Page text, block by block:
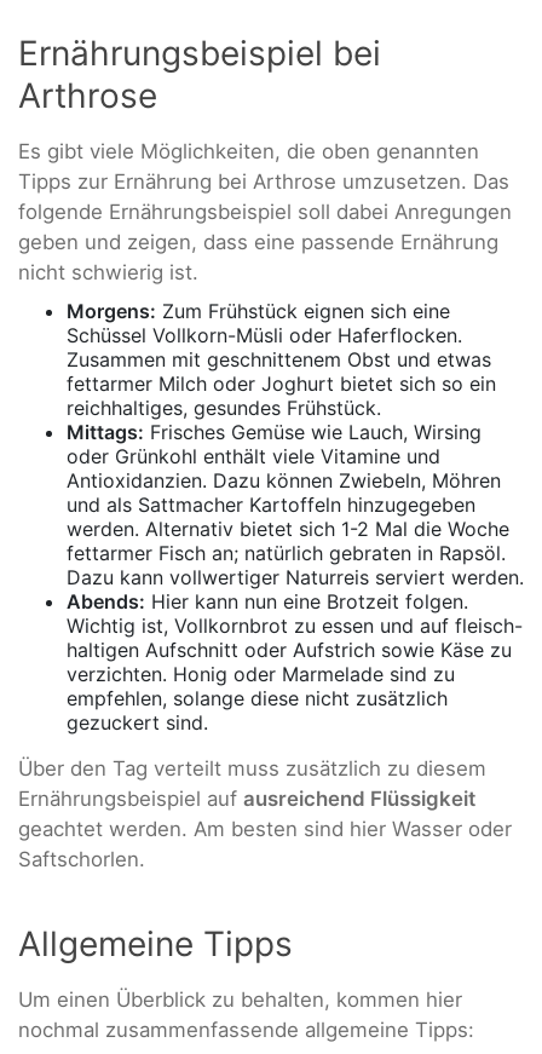
Ernährungsbeispiel bei
Arthrose
Es gibt viele Möglichkeiten, die oben genannten
Tipps zur Ernährung bei Arthrose umzusetzen. Das
folgende Ernährungsbeispiel soll dabei Anregungen
geben und zeigen, dass eine passende Ernährung
nicht schwierig ist.
Morgens: Zum Frühstück eignen sich eine
Schüssel Vollkorn-Müsli oder Haferflocken.
Zusammen mit geschnittenem Obst und etwas
fettarmer Milch oder Joghurt bietet sich so ein
reichhaltiges, gesundes Frühstück.
Mittags: Frisches Gemüse wie Lauch, Wirsing
oder Grünkohl enthält viele Vitamine und
Antioxidanzien. Dazu können Zwiebeln, Möhren
und als Sattmacher Kartoffeln hinzugegeben
werden. Alternativ bietet sich 1-2 Mal die Woche
fettarmer Fisch an; natürlich gebraten in Rapsöl.
Dazu kann vollwertiger Naturreis serviert werden.
Abends: Hier kann nun eine Brotzeit folgen.
Wichtig ist, Vollkornbrot zu essen und auf fleisch-
haltigen Aufschnitt oder Aufstrich sowie Käse zu
verzichten. Honig oder Marmelade sind zu
empfehlen, solange diese nicht zusätzlich
gezuckert sind.
Über den Tag verteilt muss zusätzlich zu diesem
Ernährungsbeispiel auf ausreichend Flüssigkeit
geachtet werden. Am besten sind hier Wasser oder
Saftschorlen.
Allgemeine Tipps
Um einen Überblick zu behalten, kommen hier
nochmal zusammenfassende allgemeine Tipps: